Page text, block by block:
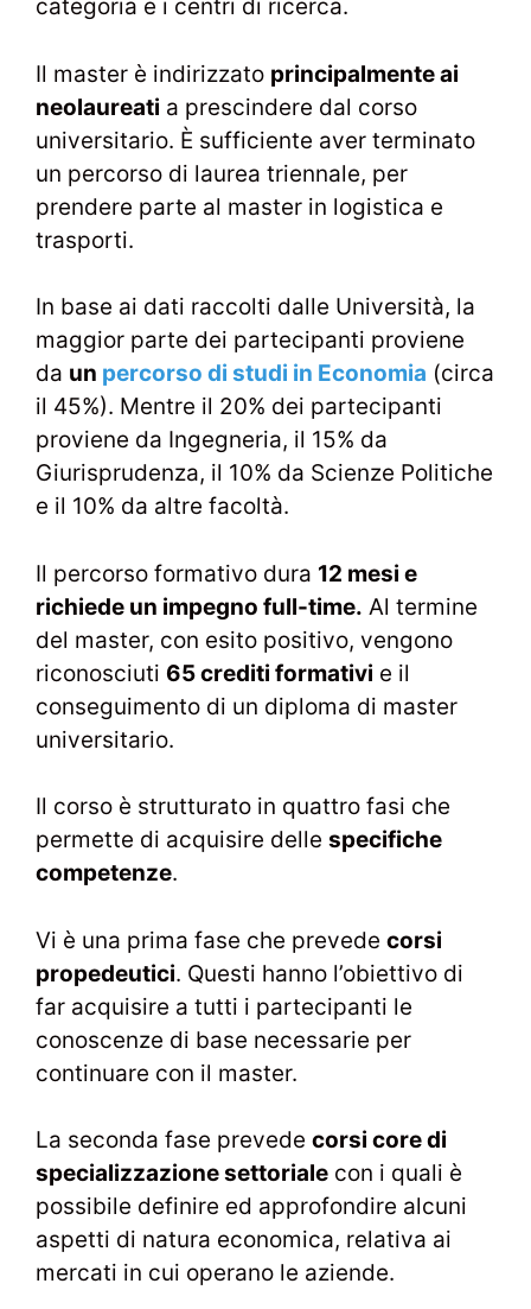
categoria e i centri di ricerca.
Il master è indirizzato principalmente ai
neolaureati a prescindere dal corso
universitario. È sufficiente aver terminato
un percorso di laurea triennale, per
prendere parte al master in logistica e
trasporti.
In base ai dati raccolti dalle Università, la
maggior parte dei partecipanti proviene
da un percorso di studi in Economia (circa
il 45%). Mentre il 20% dei partecipanti
proviene da Ingegneria, il 15% da
Giurisprudenza, il 10% da Scienze Politiche
e il 10% da altre facoltà.
Il percorso formativo dura 12 mesi e
richiede un impegno full-time. Al termine
del master, con esito positivo, vengono
riconosciuti 65 crediti formativi e il
conseguimento di un diploma di master
universitario.
Il corso è strutturato in quattro fasi che
permette di acquisire delle specifiche
competenze.
Vi è una prima fase che prevede corsi
propedeutici. Questi hanno l’obiettivo di
far acquisire a tutti i partecipanti le
conoscenze di base necessarie per
continuare con il master.
La seconda fase prevede corsi core di
specializzazione settoriale con i quali è
possibile definire ed approfondire alcuni
aspetti di natura economica, relativa ai
mercati in cui operano le aziende.